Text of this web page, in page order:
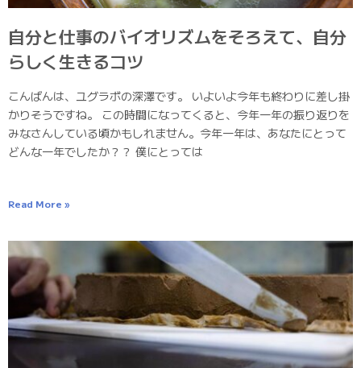
自分と仕事のバイオリズムをそろえて、自分
らしく生きるコツ
こんばんは、ユグラボの深澤です。 いよいよ今年も終わりに差し掛
かりそうですね。 この時間になってくると、今年一年の振り返りを
みなさんしている頃かもしれません。今年一年は、あなたにとって
どんな一年でしたか？？ 僕にとっては
Read More »